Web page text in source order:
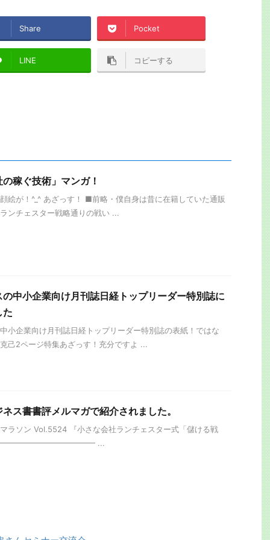
Share Pocket
LINE コピーする
稼ぐ技術」マンガ！
絵が！^_^ あざっす！ ■前略・僕自身は昔に在籍していた通販
ンチェスター戦略通りの戦い ...
中小企業向け月刊誌日経トップリーダー特別誌に
た
小企業向け月刊誌日経トップリーダー特別誌の表紙！ではな
己2ページ特集あざっす！充分ですよ ...
ス書書評メルマガで紹介されました。
ラソン Vol.5524 『小さな会社ランチェスター式「儲ける戦
...